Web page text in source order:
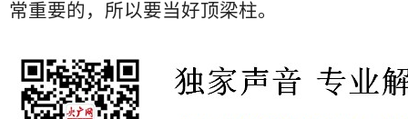
常重要的，所以要当好顶梁柱。